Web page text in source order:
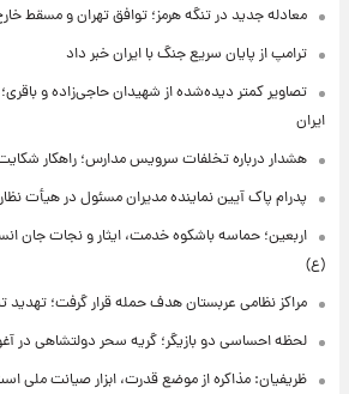
معادله جدید در تنگه هرمز؛ توافق تهران و مسقط
ترامپ از پایان سریع جنگ با ایران خبر داد
تصاویر کمتر دیده‌شده از شهیدان حاجی‌زاده و
ایران
هشدار درباره تخلفات سرویس مدارس؛ راهکار
پدرام پاک آیین نماینده مدیران مسئول در هیأت
اربعین؛ حماسه باشکوه خدمت، ایثار و نجات جان
(ع)
مراکز نظامی عربستان هدف حمله قرار گرفت؛
لحظه احساسی دو بازیگر؛ گریه سحر دولتشاهی در
ظریفیان: مذاکره از موضع قدرت، ابزار صیانت ملی